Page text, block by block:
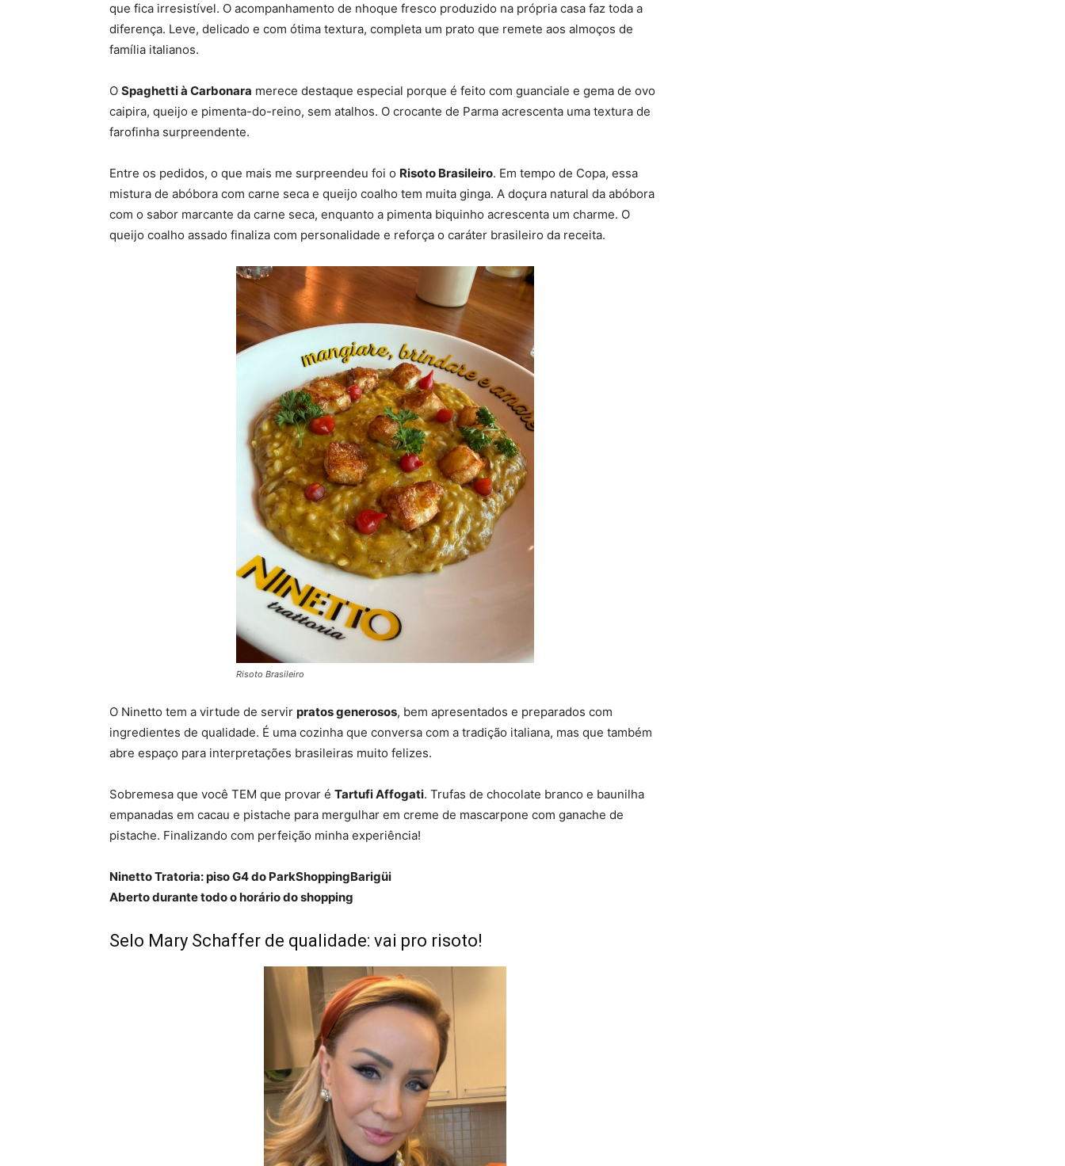
que fica irresistível. O acompanhamento de nhoque fresco produzido na própria casa faz toda a
diferença. Leve, delicado e com ótima textura, completa um prato que remete aos almoços de
família italianos.
O Spaghetti à Carbonara merece destaque especial porque é feito com guanciale e gema de ovo
caipira, queijo e pimenta-do-reino, sem atalhos. O crocante de Parma acrescenta uma textura de
farofinha surpreendente.
Entre os pedidos, o que mais me surpreendeu foi o Risoto Brasileiro. Em tempo de Copa, essa
mistura de abóbora com carne seca e queijo coalho tem muita ginga. A doçura natural da abóbora
com o sabor marcante da carne seca, enquanto a pimenta biquinho acrescenta um charme. O
queijo coalho assado finaliza com personalidade e reforça o caráter brasileiro da receita.
Risoto Brasileiro
O Ninetto tem a virtude de servir pratos generosos, bem apresentados e preparados com
ingredientes de qualidade. É uma cozinha que conversa com a tradição italiana, mas que também
abre espaço para interpretações brasileiras muito felizes.
Sobremesa que você TEM que provar é Tartufi Affogati. Trufas de chocolate branco e baunilha
empanadas em cacau e pistache para mergulhar em creme de mascarpone com ganache de
pistache. Finalizando com perfeição minha experiência!
Ninetto Tratoria: piso G4 do ParkShoppingBarigüi
Aberto durante todo o horário do shopping
Selo Mary Schaffer de qualidade: vai pro risoto!